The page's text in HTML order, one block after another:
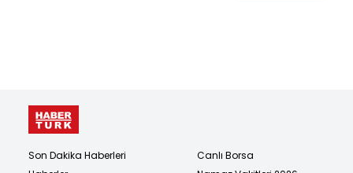
Son Dakika Haberleri
Canlı Borsa